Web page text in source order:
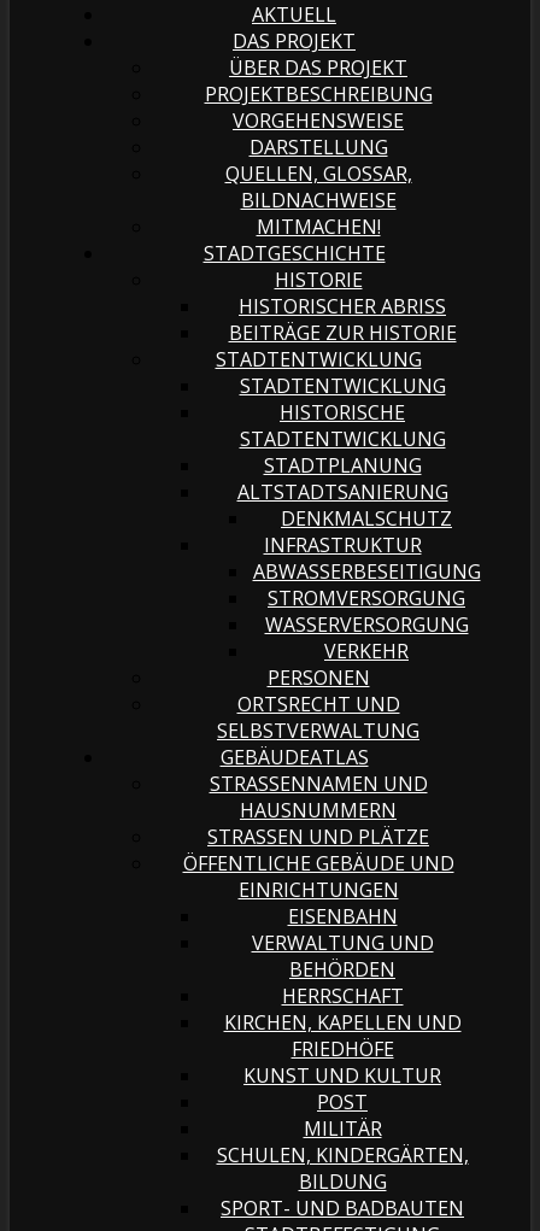
AKTUELL
DAS PROJEKT
ÜBER DAS PROJEKT
PROJEKTBESCHREIBUNG
VORGEHENSWEISE
DARSTELLUNG
QUELLEN, GLOSSAR,
BILDNACHWEISE
MITMACHEN!
STADTGESCHICHTE
HISTORIE
HISTORISCHER ABRISS
BEITRÄGE ZUR HISTORIE
STADTENTWICKLUNG
STADTENTWICKLUNG
HISTORISCHE
STADTENTWICKLUNG
STADTPLANUNG
ALTSTADTSANIERUNG
DENKMALSCHUTZ
INFRASTRUKTUR
ABWASSERBESEITIGUNG
STROMVERSORGUNG
WASSERVERSORGUNG
VERKEHR
PERSONEN
ORTSRECHT UND
SELBSTVERWALTUNG
GEBÄUDEATLAS
STRASSENNAMEN UND H
AUSNUMMERN
STRASSEN UND PLÄTZE
ÖFFENTLICHE GEBÄUDE UND
EINRICHTUNGEN
EISENBAHN
VERWALTUNG UND
BEHÖRDEN
HERRSCHAFT
KIRCHEN, KAPELLEN UND
FRIEDHÖFE
KUNST UND KULTUR
POST
MILITÄR
SCHULEN, KINDERGÄRTEN,
BILDUNG
SPORT- UND BADBAUTEN